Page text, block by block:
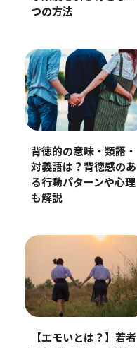
つの方法
背徳的の意味・類語・
対義語は？背徳感のあ
る行動パターンや心理
も解説
【エモいとは？】若者